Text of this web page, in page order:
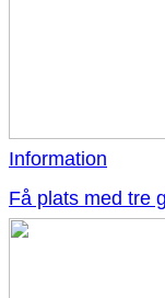
Information
Få plats med tre